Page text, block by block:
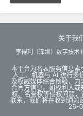
关于我
亨得利（深圳）数字技术
本平台为名表服务信息
人工、机器与 AI 进行多
及权威媒体综合核验，
合官方信息。如权利人
权、名誉权等侵权问题
联系，我们将在收到通知
26-